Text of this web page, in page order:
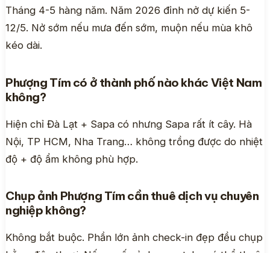
Tháng 4-5 hàng năm. Năm 2026 đỉnh nở dự kiến 5-
12/5. Nở sớm nếu mưa đến sớm, muộn nếu mùa khô
kéo dài.
Phượng Tím có ở thành phố nào khác Việt Nam
không?
Hiện chỉ Đà Lạt + Sapa có nhưng Sapa rất ít cây. Hà
Nội, TP HCM, Nha Trang… không trồng được do nhiệt
độ + độ ẩm không phù hợp.
Chụp ảnh Phượng Tím cần thuê dịch vụ chuyên
nghiệp không?
Không bắt buộc. Phần lớn ảnh check-in đẹp đều chụp